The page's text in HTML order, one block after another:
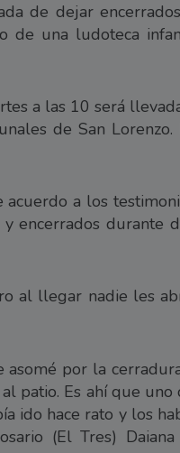
de dejar
de una ludoteca
a las 10 será
de San Lorenzo.
a los
encerrados durante
al llegar nadie les
asomé por la
patio. Es ahí que uno
ido hace rato y los
(El Tres)